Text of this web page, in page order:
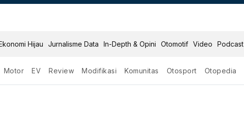
Hijau Jurnalisme Data In-Depth & Opini Otomotif Video Podcast
Motor EV Review Modifikasi Komunitas Otosport Otopedia